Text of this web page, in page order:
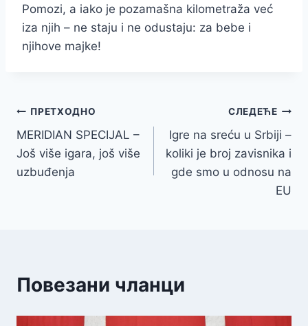
Pomozi, a iako je pozamašna kilometraža već
iza njih – ne staju i ne odustaju: za bebe i
njihove majke!
Кретање
чланка
ПРЕТХОДНО
MERIDIAN SPECIJAL –
Još više igara, još više
uzbuđenja
СЛЕДЕЋЕ
Igre na sreću u Srbiji –
koliki je broj zavisnika i
gde smo u odnosu na
EU
Повезани чланци